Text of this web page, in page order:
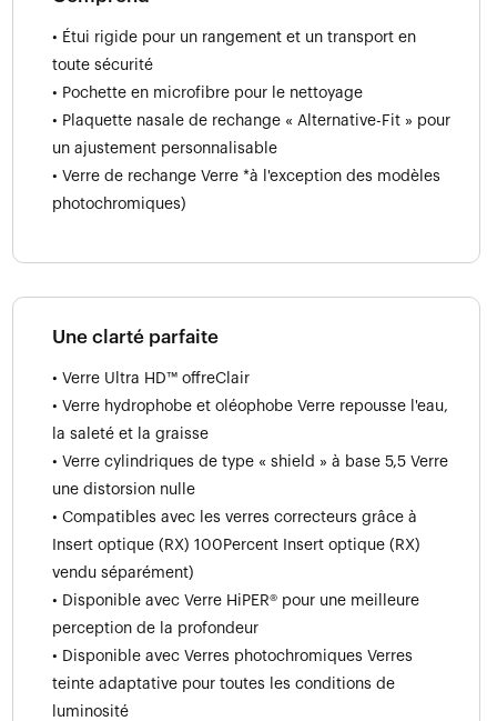
• Étui rigide pour un rangement et un transport en
toute sécurité
• Pochette en microfibre pour le nettoyage
• Plaquette nasale de rechange « Alternative-Fit » pour
un ajustement personnalisable
• Verre de rechange Verre *à l'exception des modèles
photochromiques)
Une clarté parfaite
• Verre Ultra HD™ offreClair
• Verre hydrophobe et oléophobe Verre repousse l'eau,
la saleté et la graisse
• Verre cylindriques de type « shield » à base 5,5 Verre
une distorsion nulle
• Compatibles avec les verres correcteurs grâce à
Insert optique (RX) 100Percent Insert optique (RX)
vendu séparément)
• Disponible avec Verre HiPER® pour une meilleure
perception de la profondeur
• Disponible avec Verres photochromiques Verres
teinte adaptative pour toutes les conditions de
luminosité